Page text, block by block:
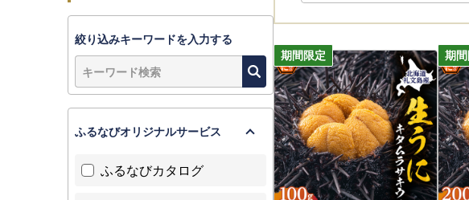
絞り込みキーワードを入力する
ふるなびオリジナルサービス
ふるなびカタログ